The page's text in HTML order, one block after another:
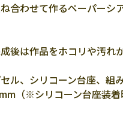
合わせて作るペーパー
後は作品をホコリや汚れ
ル、シリコーン台座、組
（※シリコーン台座装着